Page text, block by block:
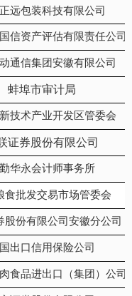
远包装科技有限公司
信资产评估有限责任公司
通信集团安徽有限公司
蚌埠市审计局
技术产业开发区管委会
证券股份有限公司
华永会计师事务所
食批发交易市场管委会
股份有限公司安徽分公司
出口信用保险公司
食品进出口（集团）公司